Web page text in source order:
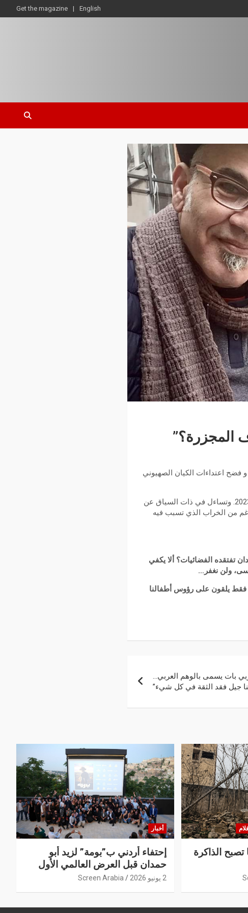
English
Get the magazine
المجزرة؟”
فضح اعتداءات الكيان الصهيوني
هذا وقد استنكر لهدوء العرب وعدم مبالاتهم لما بحدث من مجازر في غزة منذ السابع من أكتوبر 2023. وتساءل في ذات السياق عن
من الخراب الذي تسبب فيه
تفتقده الفضائيات؟ ألا يكفي
ولن نغفر…
فقط يلقون على رؤوس أطفالنا
بات يسمى بالوهم العربي…
جيل فقد الثقة في كل شيء”
تصبح الذاكرة
أخبار
إحتفاء أردني ب”بومة” لزيد أبو
حمدان قبل العرض العالمي الأول
2 يونيو 2026 Screen Arabia